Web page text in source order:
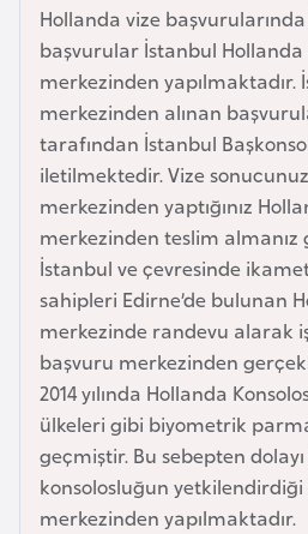
Hollanda vize
başvurular İstanbul
merkezinden yapılmaktadır.
merkezinden alınan
tarafından İstanbul
iletilmektedir. Vize
merkezinden yaptığınız
merkezinden teslim
İstanbul ve çevresinde
sahipleri Edirne’de bulunan
merkezinde randevu alarak
başvuru merkezinden
2014 yılında Hollanda
ülkeleri gibi biyometrik
geçmiştir. Bu sebepten
konsolosluğun
merkezinden yapılmaktadır.
y
n
B
a
n
g
l
a
d
e
ş
e